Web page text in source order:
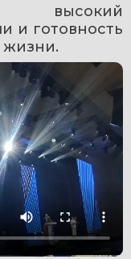
высокий
и готовность
жизни.